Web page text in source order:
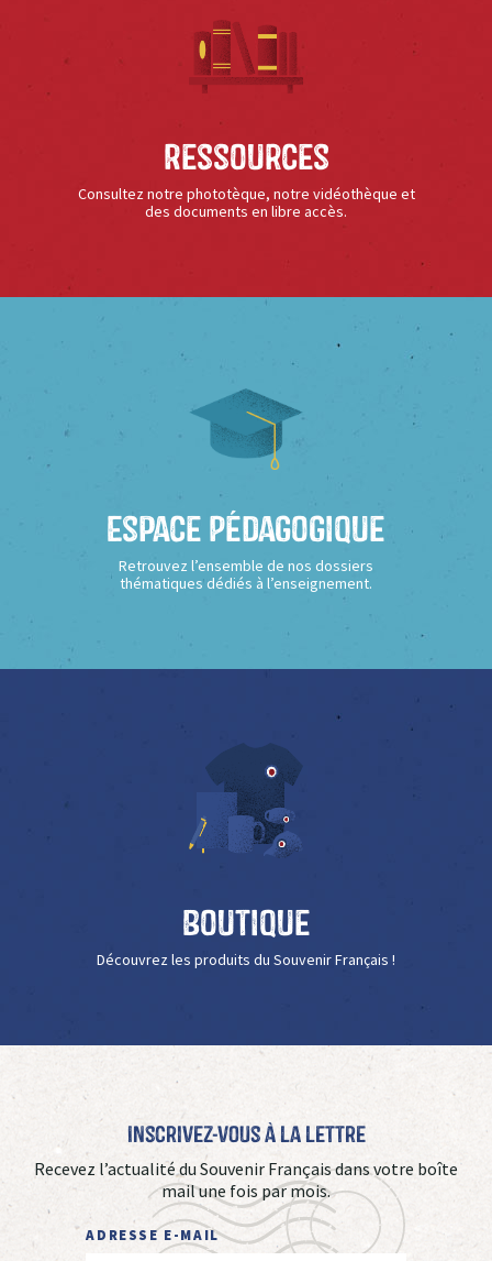
Ressources
Consultez notre phototèque, notre vidéothèque et
des documents en libre accès.
Espace Pédagogique
Retrouvez l’ensemble de nos dossiers
thématiques dédiés à l’enseignement.
Boutique
Découvrez les produits du Souvenir Français !
Inscrivez-vous à La Lettre
Recevez l’actualité du Souvenir Français dans votre boîte
mail une fois par mois.
ADRESSE E-MAIL